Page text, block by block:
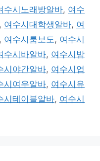
수시노래방알바, 여수
, 여수시대학생알바, 여
, 여수시룸보도 , 여수시
수시바알바, 여수시밤
시야간알바, 여수시업
시여우알바, 여수시유
시테이블알바, 여수시